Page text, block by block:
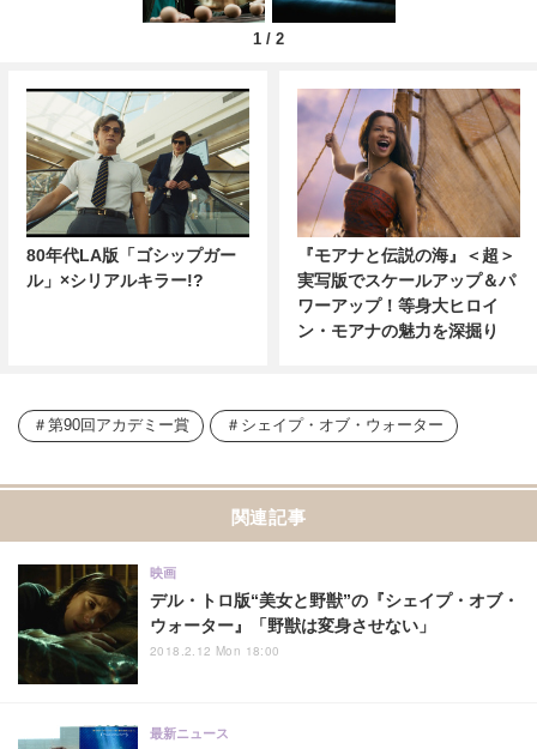
1 / 2
80年代LA版「ゴシップガー
ル」×シリアルキラー!?
『モアナと伝説の海』＜超＞
実写版でスケールアップ＆パ
ワーアップ！等身大ヒロイ
ン・モアナの魅力を深掘り
第90回アカデミー賞 シェイプ・オブ・ウォーター
関連記事
デル・トロ版“美女と野獣”の『シェイプ・オブ・
ウォーター』「野獣は変身させない」
映画
2018.2.12 Mon 18:00
最新ニュース